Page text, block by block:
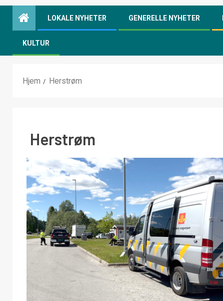
LOKALE NYHETER GENERELLE NYHETER
KULTUR
Hjem Herstrøm
Herstrøm